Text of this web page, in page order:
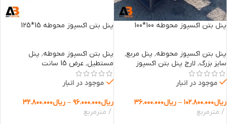
پنل بتن اکسپوز محوطه 100*100
پنل بتن اکسپوز محوطه, پنل مربع,
سایز بزرگ, لارج پنل بتن اکسپوز
موجود در انبار
ریال۱۰۲.۸۰۰.۰۰۰ – ریال۳۶.۰۰۰.۰۰۰
مترمربع
پنل بتن اکسپوز محوطه 15*125
پنل بتن اکسپوز محوطه, پنل
مستطیل, عرض 15 سانت
موجود در انبار
ریال۹۶.۰۰۰.۰۰۰ – ریال۳۲.۸۰۰.۰۰۰
مترمربع